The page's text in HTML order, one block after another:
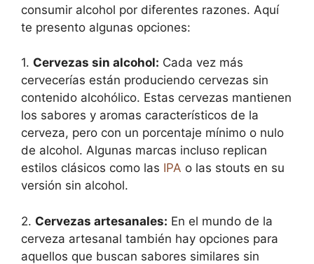
consumir alcohol por diferentes razones. Aquí
te presento algunas opciones:
1. Cervezas sin alcohol: Cada vez más
cervecerías están produciendo cervezas sin
contenido alcohólico. Estas cervezas mantienen
los sabores y aromas característicos de la
cerveza, pero con un porcentaje mínimo o nulo
de alcohol. Algunas marcas incluso replican
estilos clásicos como las IPA o las stouts en su
versión sin alcohol.
2. Cervezas artesanales: En el mundo de la
cerveza artesanal también hay opciones para
aquellos que buscan sabores similares sin